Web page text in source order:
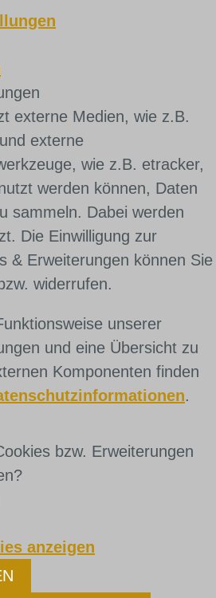
externe Medien, wie z.B.
externe
wie z.B. etracker,
werden können, Daten
sammeln. Dabei werden
Die Einwilligung zur
& Erweiterungen können Sie
widerrufen.
unserer
und eine Übersicht zu
Komponenten finden
.
bzw. Erweiterungen
anzeigen